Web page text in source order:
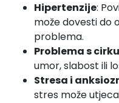
Hipertenzije:
može dovesti do
problema.
Problema s
umor, slabost ili
Stresa i
stres može